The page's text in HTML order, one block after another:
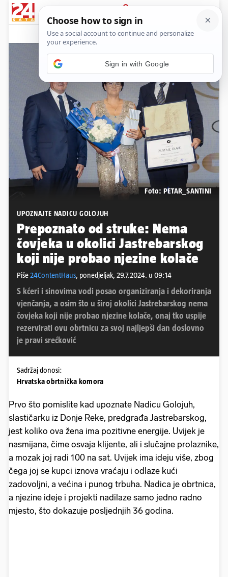
PRIJAVA
Native sadržaj Komentari
Foto: PETAR_SANTINI
UPOZNAJTE NADICU GOLOJUH
Prepoznato od struke: Nema
čovjeka u okolici Jastrebarskog
koji nije probao njezine kolače
Piše24ContentHaus, ponedjeljak, 29.7.2024. u 09:14
S kćeri i sinovima vodi posao organiziranja i dekoriranja
vjenčanja, a osim što u široj okolici Jastrebarskog nema
čovjeka koji nije probao njezine kolače, onaj tko uspije
rezervirati ovu obrtnicu za svoj najljepši dan doslovno
je pravi srećković
Sadržaj donosi:
Hrvatska obrtnička komora
Prvo što pomislite kad upoznate Nadicu Golojuh,
slastičarku iz Donje Reke, predgrađa Jastrebarskog,
jest koliko ova žena ima pozitivne energije. Uvijek je
nasmijana, čime osvaja klijente, ali i slučajne prolaznike,
a mozak joj radi 100 na sat. Uvijek ima ideju više, zbog
čega joj se kupci iznova vraćaju i odlaze kući
zadovoljni, a većina i punog trbuha. Nadica je obrtnica,
a njezine ideje i projekti nadilaze samo jedno radno
mjesto, što dokazuje posljednjih 36 godina.
Sign in with Google